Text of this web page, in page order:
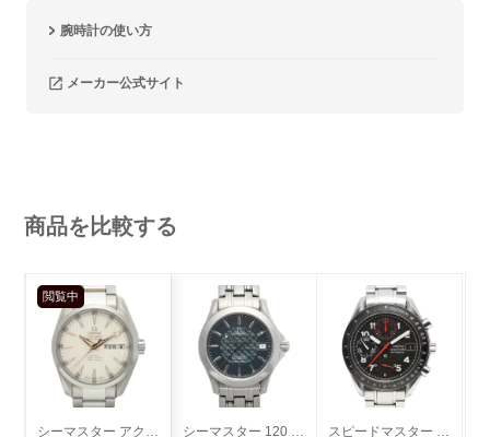
腕時計の使い方
メーカー公式サイト
商品を比較する
閲覧中
シーマスター アクアテラ コーアクシャル アニュアルカレンダー
シーマスター 120 ジャックマイヨールモデル
スピードマスター マーク40 デイト